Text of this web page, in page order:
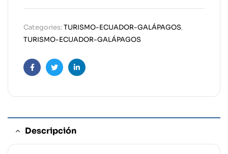
Categories:TURISMO-ECUADOR-GALÁPAGOS,
TURISMO-ECUADOR-GALÁPAGOS
FacebookTwitterLinkedin
Descripción